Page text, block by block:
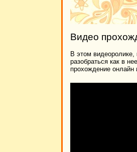
Видео
В этом
разобраться как в
прохождение онлайн